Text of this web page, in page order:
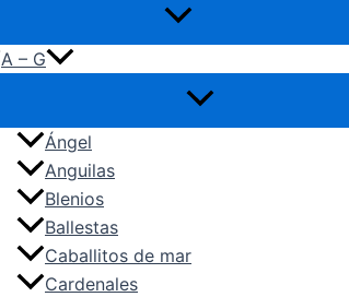
A – G
Ángel
Anguilas
Blenios
Ballestas
Caballitos de mar
Cardenales